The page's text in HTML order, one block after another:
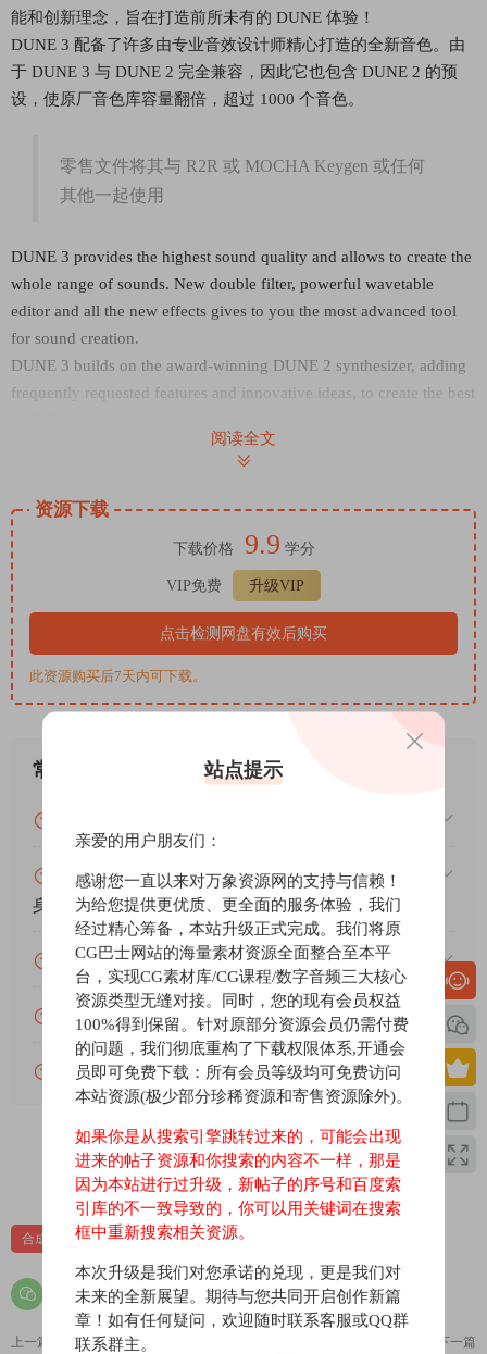
能和创新理念，旨在打造前所未有的 DUNE 体验！
DUNE 3 配备了许多由专业音效设计师精心打造的全新音色。由
于 DUNE 3 与 DUNE 2 完全兼容，因此它也包含 DUNE 2 的预
设，使原厂音色库容量翻倍，超过 1000 个音色。
零售文件将其与 R2R 或 MOCHA Keygen 或任何
其他一起使用
DUNE 3 provides the highest sound quality and allows to create the
whole range of sounds. New double filter, powerful wavetable
editor and all the new effects gives to you the most advanced tool
for sound creation.
DUNE 3 builds on the award-winning DUNE 2 synthesizer, adding
frequently requested features and innovative ideas, to create the best
DUNE 3 comes with many new patches crafted by expert sound
includes its presets as well, doubling the factory library size to more
than 1000 patches.
Retail files use this with R2R or MOCHA Keygen or
阅读全文
资源下载
下载价格 9.9 学分
VIP免费 升级VIP
点击检测网盘有效后购买
此资源购买后7天内可下载。
常见问题
赞助包月VIP（或包年VIP）后能升级包年（或终
身VIP）吗？
为什么付款了未开通VIP会员？
账号可以分享或者借给别人用吗？
VIP会员剩余时间查询？
0 0
合成器 插件 苹果 苹果合成器
上一篇 下一篇
站点提示
亲爱的用户朋友们：
感谢您一直以来对万象资源网的支持与信赖！
为给您提供更优质、更全面的服务体验，我们
经过精心筹备，本站升级正式完成。我们将原
CG巴士网站的海量素材资源全面整合至本平
台，实现CG素材库/CG课程/数字音频三大核心
资源类型无缝对接。同时，您的现有会员权益
100%得到保留。针对原部分资源会员仍需付费
的问题，我们彻底重构了下载权限体系,开通会
员即可免费下载：所有会员等级均可免费访问
本站资源(极少部分珍稀资源和寄售资源除外)。
如果你是从搜索引擎跳转过来的，可能会出现
进来的帖子资源和你搜索的内容不一样，那是
因为本站进行过升级，新帖子的序号和百度索
引库的不一致导致的，你可以用关键词在搜索
框中重新搜索相关资源。
本次升级是我们对您承诺的兑现，更是我们对
未来的全新展望。期待与您共同开启创作新篇
章！如有任何疑问，欢迎随时联系客服或QQ群
联系群主。